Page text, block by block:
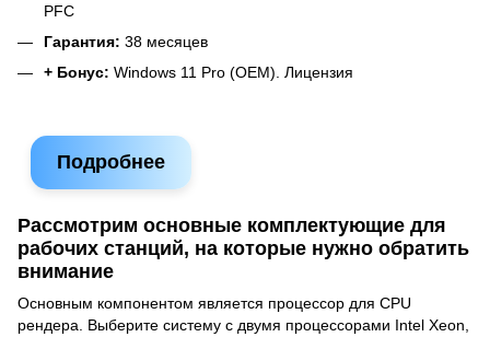
PFC
Гарантия: 38 месяцев
+ Бонус: Windows 11 Pro (OEM). Лицензия
Подробнее
Рассмотрим основные комплектующие для
рабочих станций, на которые нужно обратить
внимание
Основным компонентом является процессор для CPU
рендера. Выберите систему с двумя процессорами Intel Xeon,